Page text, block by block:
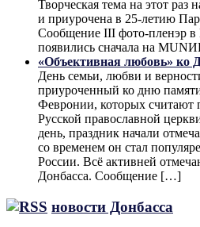
Творческая тема на этот
и приурочена в 25-летию
Сообщение III фото-пленэр в
появились сначала на
«Объективная любовь» ко
День семьи, любви и
приуроченный ко дню
Февронии, которых считают
Русской православной
день, праздник начали
со временем он стал
России. Всё активней
Донбасса. Сообщение […]
новости Донбасса